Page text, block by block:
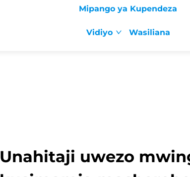
Mipango ya Kupendeza
Vidiyo Wasiliana
Unahitaji uwezo